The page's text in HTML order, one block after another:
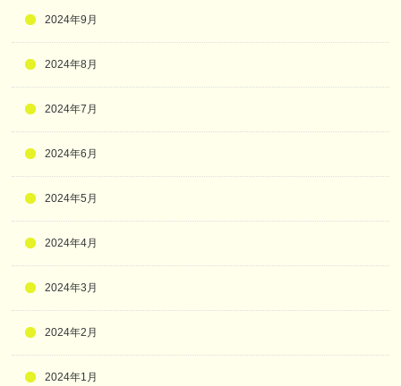
2024年9月
2024年8月
2024年7月
2024年6月
2024年5月
2024年4月
2024年3月
2024年2月
2024年1月